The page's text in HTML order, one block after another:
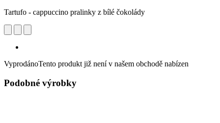
Tartufo - cappuccino pralinky z bílé čokolády
VyprodánoTento produkt již není v našem obchodě nabízen
Podobné výrobky